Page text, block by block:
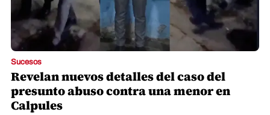
Sucesos
Revelan nuevos detalles del caso del
presunto abuso contra una menor en
Calpules